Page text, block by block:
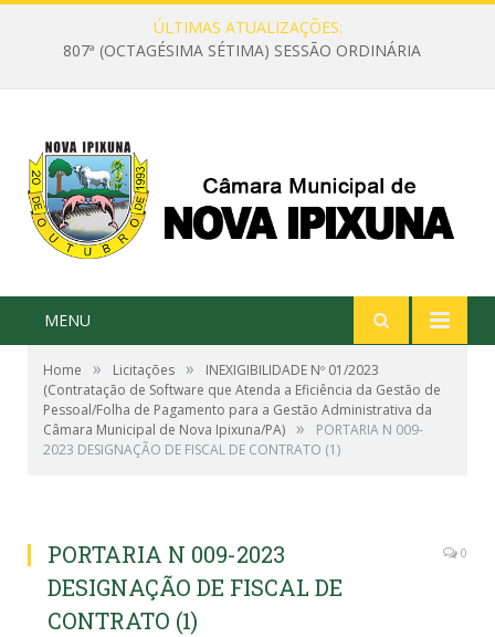
ÚLTIMAS ATUALIZAÇÕES:
807ª (OCTAGÉSIMA SÉTIMA) SESSÃO ORDINÁRIA
MENU
Home » Licitações »
INEXIGIBILIDADE Nº 01/2023
(Contratação de Software que Atenda a Eficiência da Gestão de
Pessoal/Folha de Pagamento para a Gestão Administrativa da
Câmara Municipal de Nova Ipixuna/PA) »
PORTARIA N 009-
2023 DESIGNAÇÃO DE FISCAL DE CONTRATO (1)
PORTARIA N 009-2023
DESIGNAÇÃO DE FISCAL DE
CONTRATO (1)
0